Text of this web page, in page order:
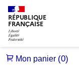
RÉPUBLIQUE
FRANÇAISE